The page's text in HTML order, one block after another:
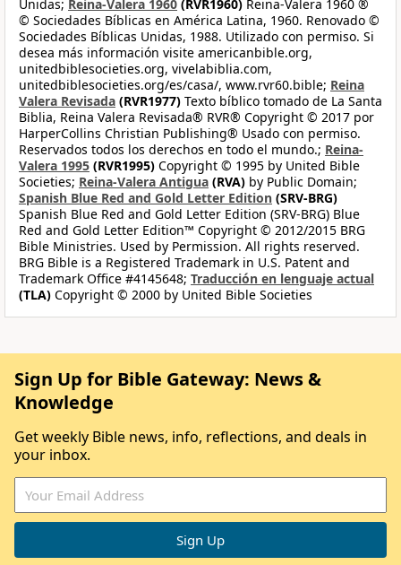
Unidas; Reina-Valera 1960 (RVR1960) Reina-Valera 1960 ®
© Sociedades Bíblicas en América Latina, 1960. Renovado ©
Sociedades Bíblicas Unidas, 1988. Utilizado con permiso. Si
desea más información visite americanbible.org,
unitedbiblesocieties.org, vivelabiblia.com,
unitedbiblesocieties.org/es/casa/, www.rvr60.bible; Reina
Valera Revisada (RVR1977) Texto bíblico tomado de La Santa
Biblia, Reina Valera Revisada® RVR® Copyright © 2017 por
HarperCollins Christian Publishing® Usado con permiso.
Reservados todos los derechos en todo el mundo.; Reina-
Valera 1995 (RVR1995) Copyright © 1995 by United Bible
Societies; Reina-Valera Antigua (RVA) by Public Domain;
Spanish Blue Red and Gold Letter Edition (SRV-BRG)
Spanish Blue Red and Gold Letter Edition (SRV-BRG) Blue
Red and Gold Letter Edition™ Copyright © 2012/2015 BRG
Bible Ministries. Used by Permission. All rights reserved.
BRG Bible is a Registered Trademark in U.S. Patent and
Trademark Office #4145648; Traducción en lenguaje actual
(TLA) Copyright © 2000 by United Bible Societies
Sign Up for Bible Gateway: News &
Knowledge
Get weekly Bible news, info, reflections, and deals in
your inbox.